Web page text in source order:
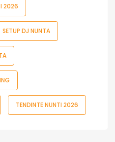
2026
SETUP DJ NUNTA
TENDINTE NUNTI 2026